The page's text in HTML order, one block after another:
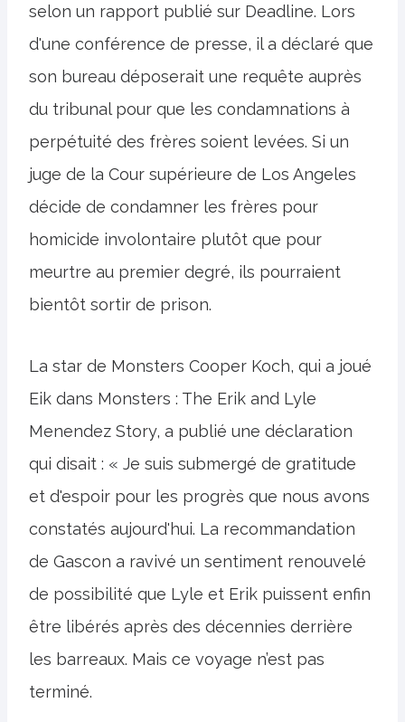
selon un rapport publié sur Deadline. Lors
d'une conférence de presse, il a déclaré que
son bureau déposerait une requête auprès
du tribunal pour que les condamnations à
perpétuité des frères soient levées. Si un
juge de la Cour supérieure de Los Angeles
décide de condamner les frères pour
homicide involontaire plutôt que pour
meurtre au premier degré, ils pourraient
bientôt sortir de prison.
La star de Monsters Cooper Koch, qui a joué
Eik dans Monsters : The Erik and Lyle
Menendez Story, a publié une déclaration
qui disait : « Je suis submergé de gratitude
et d'espoir pour les progrès que nous avons
constatés aujourd'hui. La recommandation
de Gascon a ravivé un sentiment renouvelé
de possibilité que Lyle et Erik puissent enfin
être libérés après des décennies derrière
les barreaux. Mais ce voyage n’est pas
terminé.